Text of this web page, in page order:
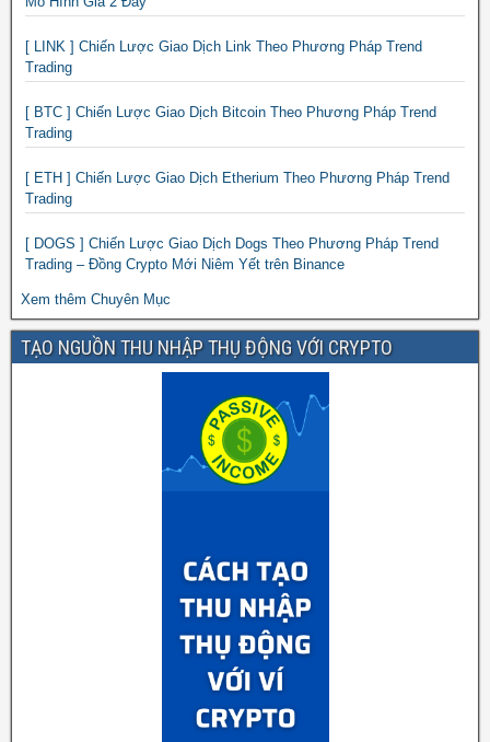
[ LINK ] Chiến Lược Giao Dịch Link Theo Phương Pháp Trend
Trading
[ BTC ] Chiến Lược Giao Dịch Bitcoin Theo Phương Pháp Trend
Trading
[ ETH ] Chiến Lược Giao Dịch Etherium Theo Phương Pháp Trend
Trading
[ DOGS ] Chiến Lược Giao Dịch Dogs Theo Phương Pháp Trend
Trading – Đồng Crypto Mới Niêm Yết trên Binance
Xem thêm Chuyên Mục
TẠO NGUỒN THU NHẬP THỤ ĐỘNG VỚI CRYPTO